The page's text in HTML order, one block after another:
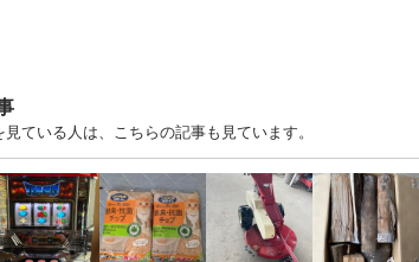
ている人は、こちらの記事も見ています。